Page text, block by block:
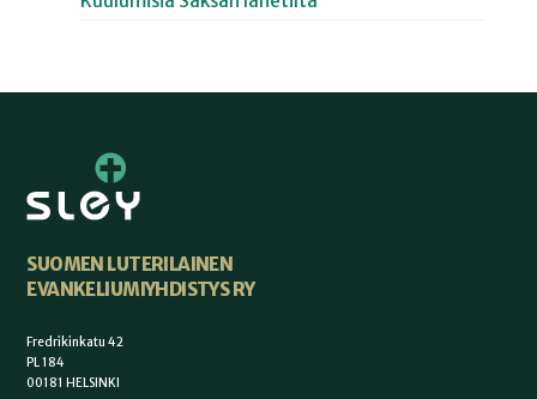
SUOMEN LUTERILAINEN
EVANKELIUMIYHDISTYS RY
Fredrikinkatu 42
PL 184
00181 HELSINKI